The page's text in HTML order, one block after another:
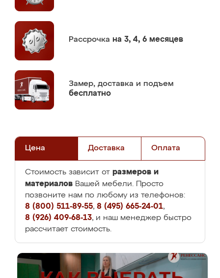
Рассрочка на 3, 4, 6 месяцев
Замер, доставка и подъем
бесплатно
Цена Доставка Оплата
Стоимость зависит от размеров и
материалов Вашей мебели. Просто
позвоните нам по любому из телефонов:
8 (800) 511-89-55, 8 (495) 665-24-01,
8 (926) 409-68-13, и наш менеджер быстро
рассчитает стоимость.